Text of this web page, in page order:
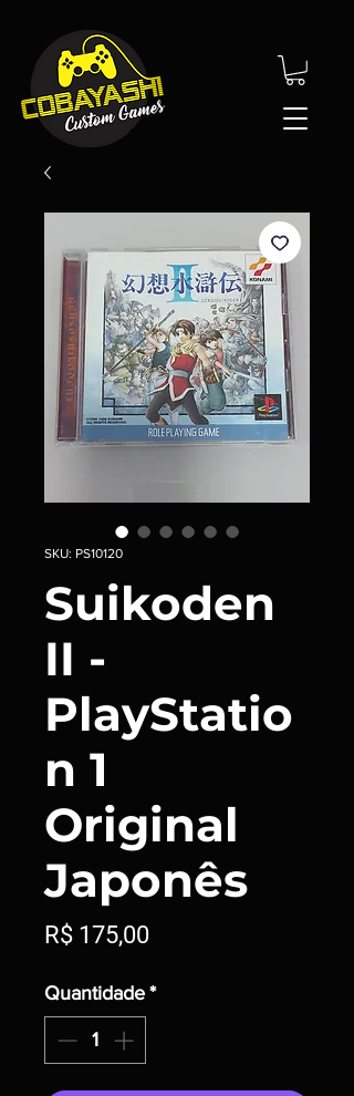
SKU: PS10120
Suikoden
II -
PlayStatio
n 1
Original
Japonês
R$ 175,00Preço
Quantidade *